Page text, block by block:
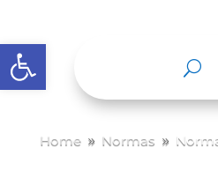
Abrir barra de herramientas
Home 9 Normas 9